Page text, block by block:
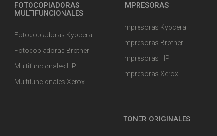
FOTOCOPIADORAS
MULTIFUNCIONALES
Fotocopiadoras Kyocera
Fotocopiadoras Brother
Multifuncionales HP
Multifuncionales Xerox
IMPRESORAS
Impresoras Kyocera
Impresoras Brother
Impresoras HP
Impresoras Xerox
TONER ORIGINALES